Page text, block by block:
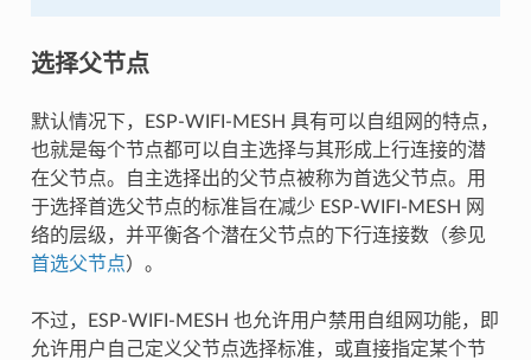
选择父节点
默认情况下，ESP-WIFI-MESH 具有可以自组网的特点，
也就是每个节点都可以自主选择与其形成上行连接的潜
在父节点。自主选择出的父节点被称为首选父节点。用
于选择首选父节点的标准旨在减少 ESP-WIFI-MESH 网
络的层级，并平衡各个潜在父节点的下行连接数（参见
首选父节点 ）。
不过，ESP-WIFI-MESH 也允许用户禁用自组网功能，即
允许用户自己定义父节点选择标准，或直接指定某个节